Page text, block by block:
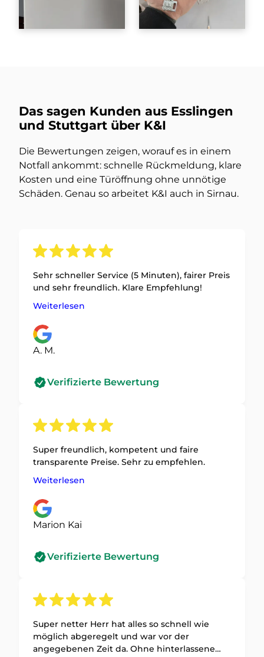
Das sagen Kunden aus Esslingen
und Stuttgart über K&I
Die Bewertungen zeigen, worauf es in einem
Notfall ankommt: schnelle Rückmeldung, klare
Kosten und eine Türöffnung ohne unnötige
Schäden. Genau so arbeitet K&I auch in Sirnau.
Sehr schneller Service (5 Minuten), fairer Preis
und sehr freundlich. Klare Empfehlung!
Weiterlesen
A. M.
Verifizierte Bewertung
Super freundlich, kompetent und faire
transparente Preise. Sehr zu empfehlen.
Weiterlesen
Marion Kai
Verifizierte Bewertung
Super netter Herr hat alles so schnell wie
möglich abgeregelt und war vor der
angegebenen Zeit da. Ohne hinterlassene